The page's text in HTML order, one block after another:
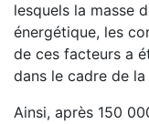
lesquels la masse
énergétique, les
de ces facteurs a
dans le cadre de
Ainsi, après 150